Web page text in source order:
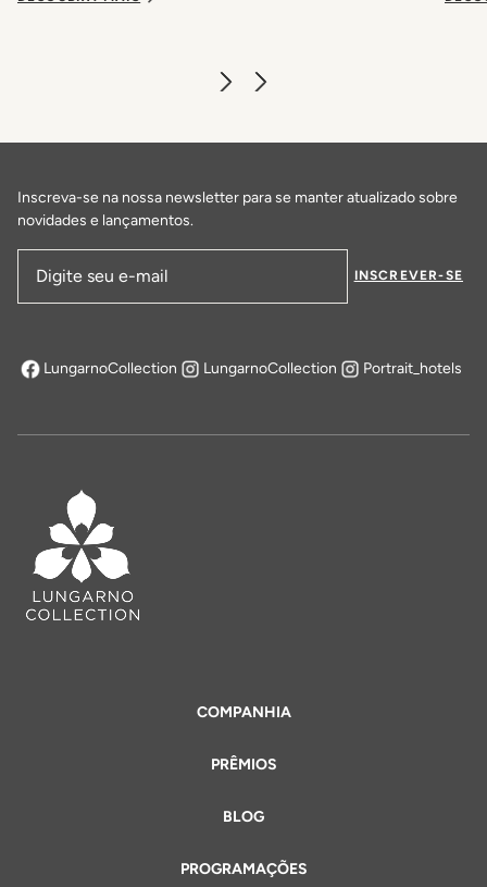
COMPANHIA
PRÊMIOS
BLOG
PROGRAMAÇÕES
Inscreva-se na nossa newsletter para se manter atualizado sobre
novidades e lançamentos.
Endereço de email
INSCREVER-SE
LungarnoCollection
abre em uma nova aba
LungarnoCollection Portrait_hotels